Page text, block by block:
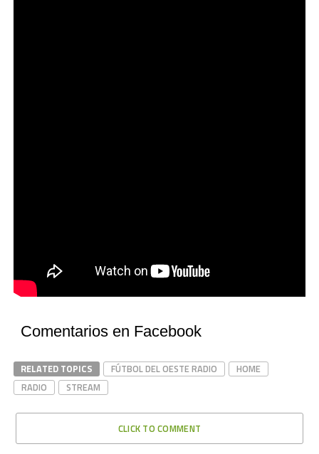
Comentarios en Facebook
RELATED TOPICS FÚTBOL DEL OESTE RADIO
HOME
RADIO
STREAM
CLICK TO COMMENT